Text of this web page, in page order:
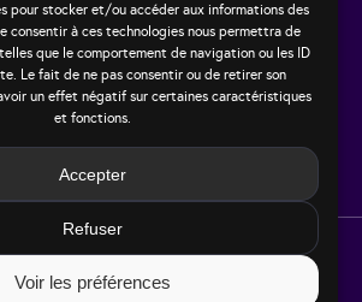
pour stocker et/ou accéder aux informations des
consentir à ces technologies nous permettra de
que le comportement de navigation ou les ID
Le fait de ne pas consentir ou de retirer son
un effet négatif sur certaines caractéristiques
et fonctions.
Accepter
Refuser
Voir les préférences
Le studio
65, rue Hénon
69004 Lyon - France
contact@helpy-lejeu.fr